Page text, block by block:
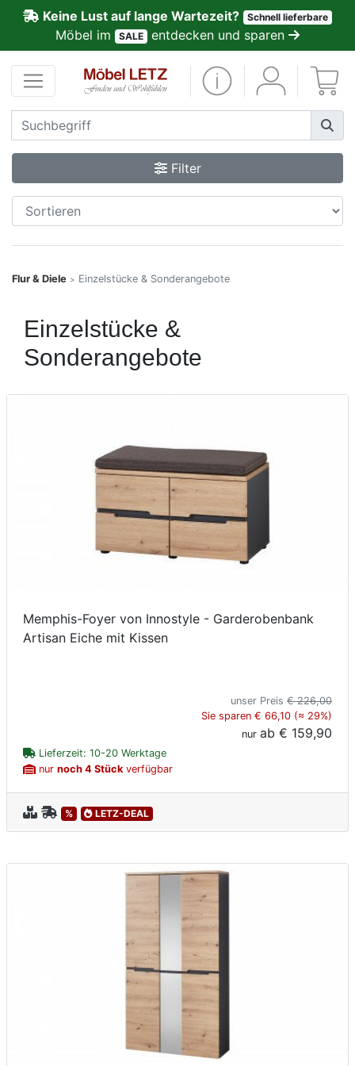
Keine Lust auf lange Wartezeit? Schnell lieferbare
Möbel im SALE entdecken und sparen
Filter
Flur & Diele > Einzelstücke & Sonderangebote
Einzelstücke &
Sonderangebote
Memphis-Foyer von Innostyle - Garderobenbank
Artisan Eiche mit Kissen
unser Preis € 226,00
Sie sparen € 66,10 (≈ 29%)
nur ab € 159,90
Lieferzeit: 10-20 Werktage
nur noch 4 Stückverfügbar
% LETZ-DEAL
Kundenmeinungen
Anmelden
PREMIUM
Schnell
lieferbar
SALE
Möbel-
Konfigurator
Markenwelt